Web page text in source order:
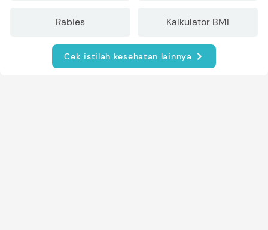
Rabies Kalkulator BMI
Cek istilah kesehatan lainnya